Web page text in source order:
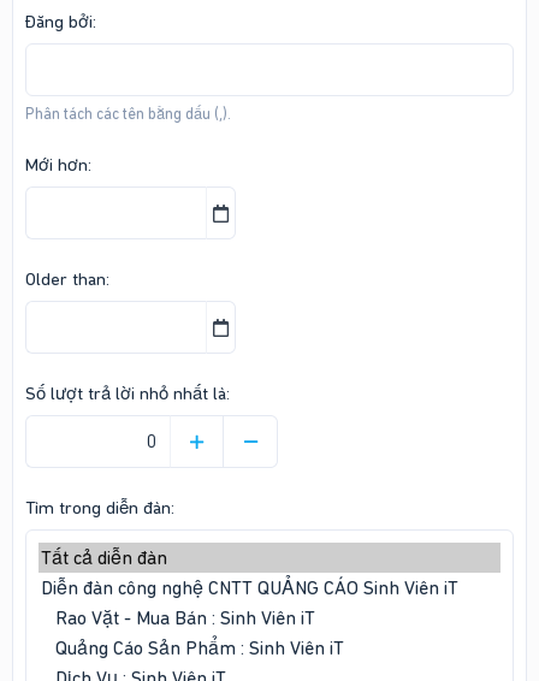
Đăng bởi
Phân tách các tên bằng dấu (,).
Mới hơn
Older than
Số lượt trả lời nhỏ nhất là
Tìm trong diễn đàn